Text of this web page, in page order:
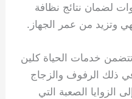
لضمان نتائج نظافة
وتزيد من عمر الجهاز.
خدمات الحياة كلين
ذلك الرفوف والزجاج
الزوايا الصعبة التي